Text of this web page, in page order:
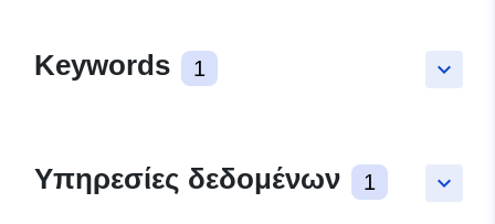
keyboard_arrow_down
Keywords 1
keyboard_arrow_down
Υπηρεσίες δεδομένων 1